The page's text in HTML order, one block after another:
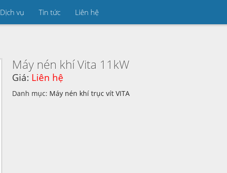
Dịch vụ Tin tức Liên hệ
Máy nén khí Vita 11kW
Giá: Liên hệ
Danh mục: Máy nén khí trục vít VITA